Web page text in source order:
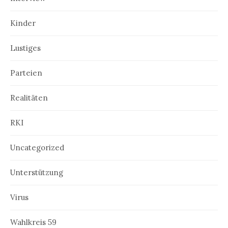
Kinder
Lustiges
Parteien
Realitäten
RKI
Uncategorized
Unterstützung
Virus
Wahlkreis 59